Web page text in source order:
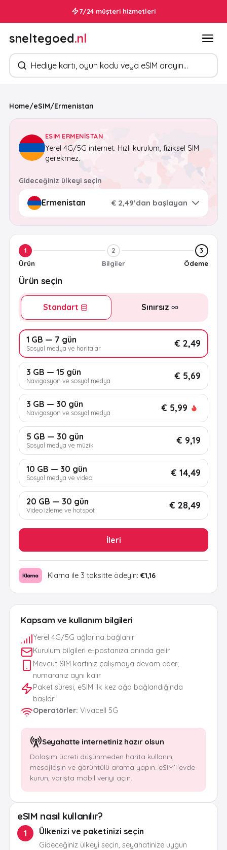
7/24 müşteri hizmetleri
sneltegoed.nl
Ürün arayın
Home/eSIM/Ermenistan
ESIM ERMENISTAN
Yerel 4G/5G internet. Hızlı kurulum, fiziksel SIM
gerekmez.
Gideceğiniz ülkeyi seçin
€ 2,49’dan başlayan
Kapsam ve kullanım bilgileri
Yerel 4G/5G ağlarına bağlanır
Kurulum bilgileri e-postanıza anında gelir
Mevcut SIM kartınız çalışmaya devam eder;
numaranız aynı kalır
Paket süresi, eSIM ilk kez ağa bağlandığında
başlar
Operatörler: Vivacell 5G
Seyahatte internetiniz hazır olsun
Dolaşım ücreti düşünmeden harita kullanın,
mesajlaşın ve görüntülü arama yapın. eSIM’i evde
kurun, varışta mobil veriyi açın.
eSIM nasıl kullanılır?
1 Ülkenizi ve paketinizi seçin
Gideceğiniz ülkeyi seçin, seyahatinize uygun
1
Ürün
2
Bilgiler
3
Ödeme
Ürün seçin
Standart Sınırsız
1 GB — 7 gün
Sosyal medya ve haritalar € 2,49
3 GB — 15 gün
Navigasyon ve sosyal medya € 5,69
3 GB — 30 gün
Navigasyon ve sosyal medya € 5,99
5 GB — 30 gün
Sosyal medya ve müzik € 9,19
10 GB — 30 gün
Sosyal medya ve video € 14,49
20 GB — 30 gün
Video izleme ve hotspot € 28,49
İleri
Klarna ile 3 taksitte ödeyin: €1,16